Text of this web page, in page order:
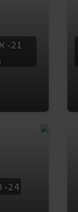
24- מגיני שמש וילונות והצללה לרכב